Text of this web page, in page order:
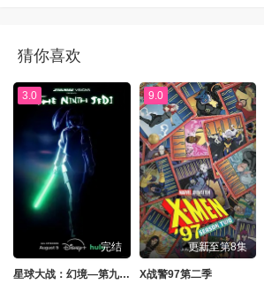
猜你喜欢
3.0
完结
星球大战：幻境—第九个绝地武士
9.0
更新至第8集
X战警97第二季